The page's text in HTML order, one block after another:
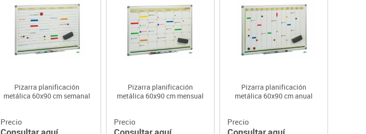
Pizarra planificación
metálica 60x90 cm semanal
Precio
Pizarra planificación
metálica 60x90 cm mensual
Precio
Pizarra planificación
metálica 60x90 cm anual
Precio